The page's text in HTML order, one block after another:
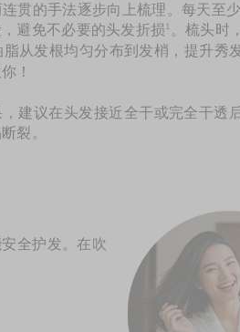
贯的手法逐步向上梳理。每天至
避免不必要的头发折损1 。梳头时
从发根均匀分布到发梢，提升秀
！
建议在头发接近全干或完全干透
裂。
全护发。在吹